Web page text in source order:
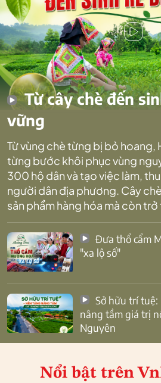
Từ cây chè đến
vững
Từ vùng chè từng bị bỏ hoang,
từng bước khôi phục vùng
300 hộ dân và tạo việc làm,
người dân địa phương. Cây
sản phẩm hàng hóa mà còn trở
"xa lộ số"
nâng tầm giá trị
Nguyên
Nổi bật trên